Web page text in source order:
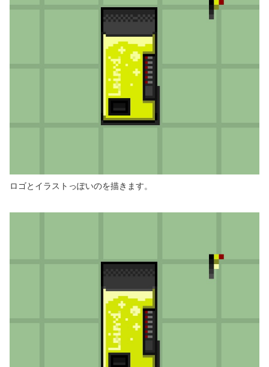
ロゴとイラストっぽいのを描きます。